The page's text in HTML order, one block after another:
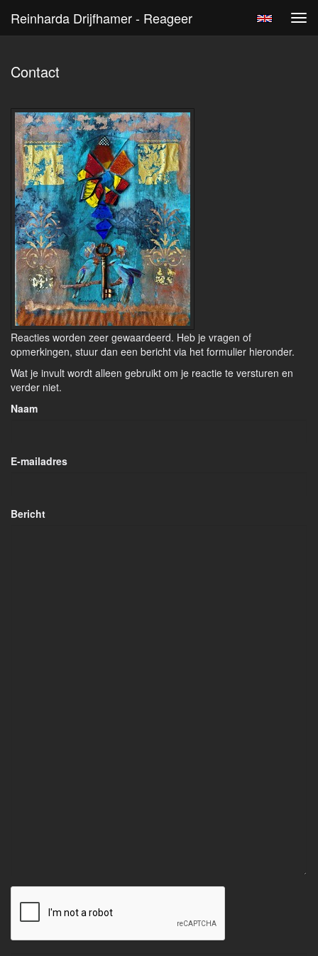
Reinharda Drijfhamer - Reageer
Contact
Reacties worden zeer gewaardeerd. Heb je vragen of
opmerkingen, stuur dan een bericht via het formulier hieronder.
Wat je invult wordt alleen gebruikt om je reactie te versturen en
verder niet.
Naam
E-mailadres
Bericht